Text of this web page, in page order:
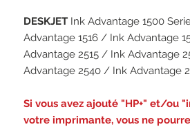
DESKJET Ink Advantage 1500
Advantage 1516 / Ink Advantage
Advantage 2515 / Ink Advantage
Advantage 2540 / Ink Advantage
Si vous avez ajouté "HP+" et/ou
votre imprimante, vous ne